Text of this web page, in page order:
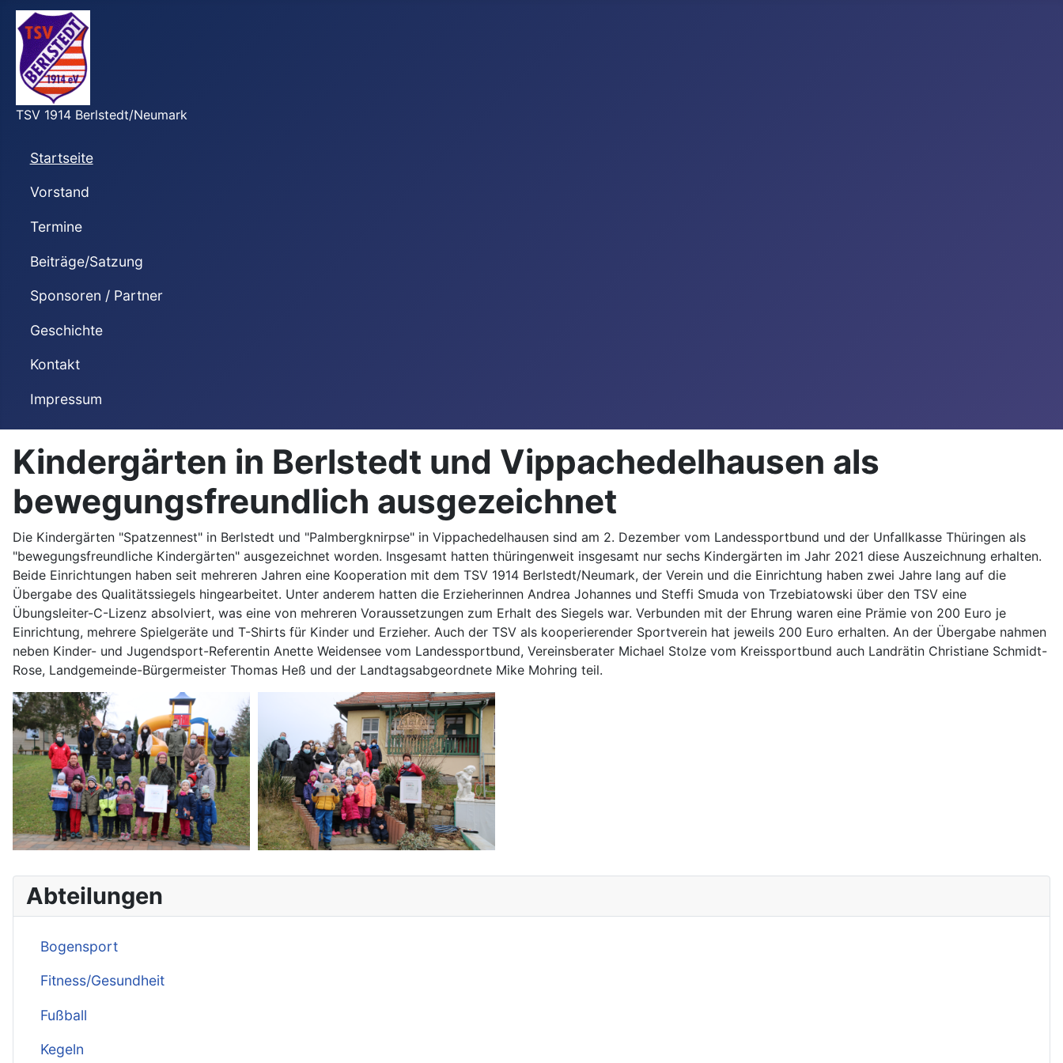
TSV 1914 Berlstedt/Neumark
Startseite
Vorstand
Termine
Beiträge/Satzung
Sponsoren / Partner
Geschichte
Kontakt
Impressum
Abteilungen
Bogensport
Fitness/Gesundheit
Fußball
Kegeln
Kindergärten in Berlstedt und Vippachedelhausen als
bewegungsfreundlich ausgezeichnet
Die Kindergärten "Spatzennest" in Berlstedt und "Palmbergknirpse" in Vippachedelhausen sind am 2. Dezember vom Landessportbund und der Unfallkasse Thüringen als
"bewegungsfreundliche Kindergärten" ausgezeichnet worden. Insgesamt hatten thüringenweit insgesamt nur sechs Kindergärten im Jahr 2021 diese Auszeichnung erhalten.
Beide Einrichtungen haben seit mehreren Jahren eine Kooperation mit dem TSV 1914 Berlstedt/Neumark, der Verein und die Einrichtung haben zwei Jahre lang auf die
Übergabe des Qualitätssiegels hingearbeitet. Unter anderem hatten die Erzieherinnen Andrea Johannes und Steffi Smuda von Trzebiatowski über den TSV eine
Übungsleiter-C-Lizenz absolviert, was eine von mehreren Voraussetzungen zum Erhalt des Siegels war. Verbunden mit der Ehrung waren eine Prämie von 200 Euro je
Einrichtung, mehrere Spielgeräte und T-Shirts für Kinder und Erzieher. Auch der TSV als kooperierender Sportverein hat jeweils 200 Euro erhalten. An der Übergabe nahmen
neben Kinder- und Jugendsport-Referentin Anette Weidensee vom Landessportbund, Vereinsberater Michael Stolze vom Kreissportbund auch Landrätin Christiane Schmidt-
Rose, Landgemeinde-Bürgermeister Thomas Heß und der Landtagsabgeordnete Mike Mohring teil.